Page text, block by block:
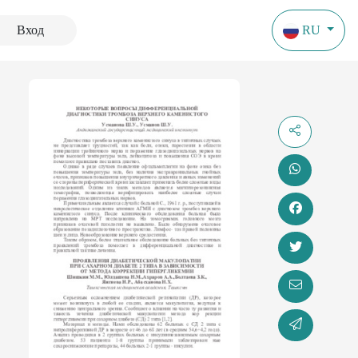
Вход RU